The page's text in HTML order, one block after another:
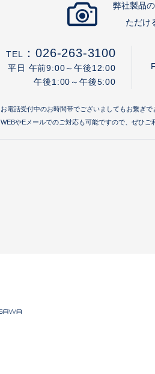
弊社製品
ただけ
TEL ：026-263-3100
平日 午前9:00～午後12:00
午後1:00～午後5:00
お電話受付中のお時間帯でございましてもお繋ぎで
WEBやEメールでのご対応も可能ですので、ぜひご